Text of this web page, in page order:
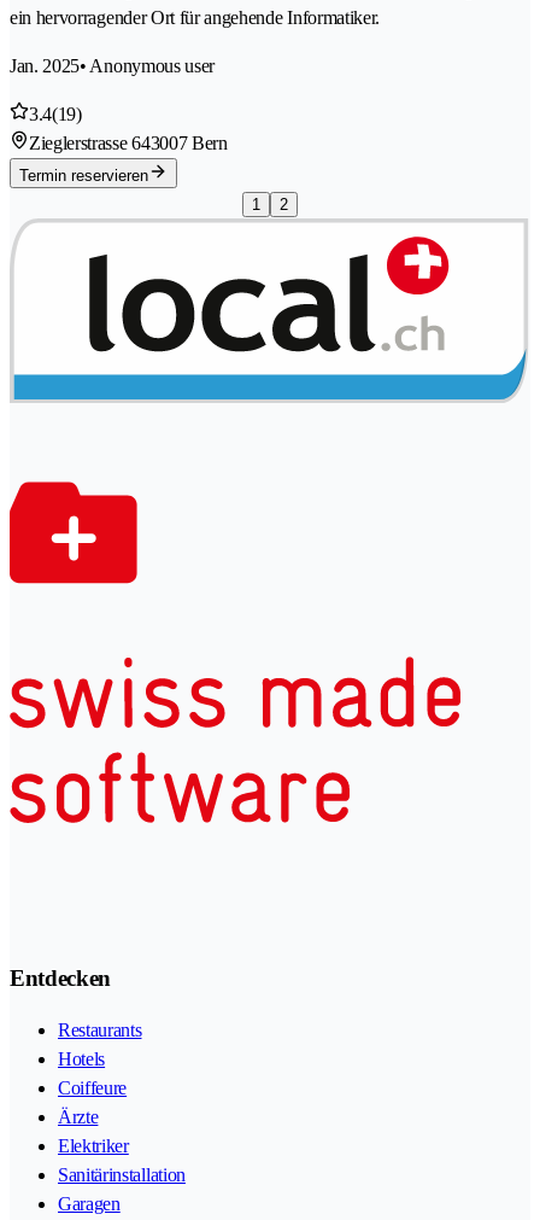
ein hervorragender Ort für angehende Informatiker.
Jan. 2025• Anonymous user
3.4(19)
Zieglerstrasse 643007 Bern
Termin reservieren
1
2
Entdecken
Restaurants
Hotels
Coiffeure
Ärzte
Elektriker
Sanitärinstallation
Garagen